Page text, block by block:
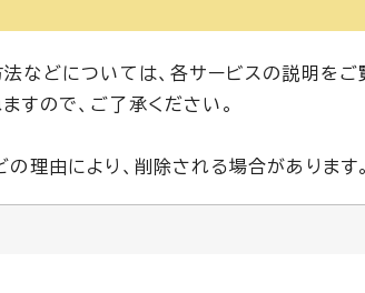
などについては、各サービスの説明をご
すので、ご了承ください。
理由により、削除される場合があります。